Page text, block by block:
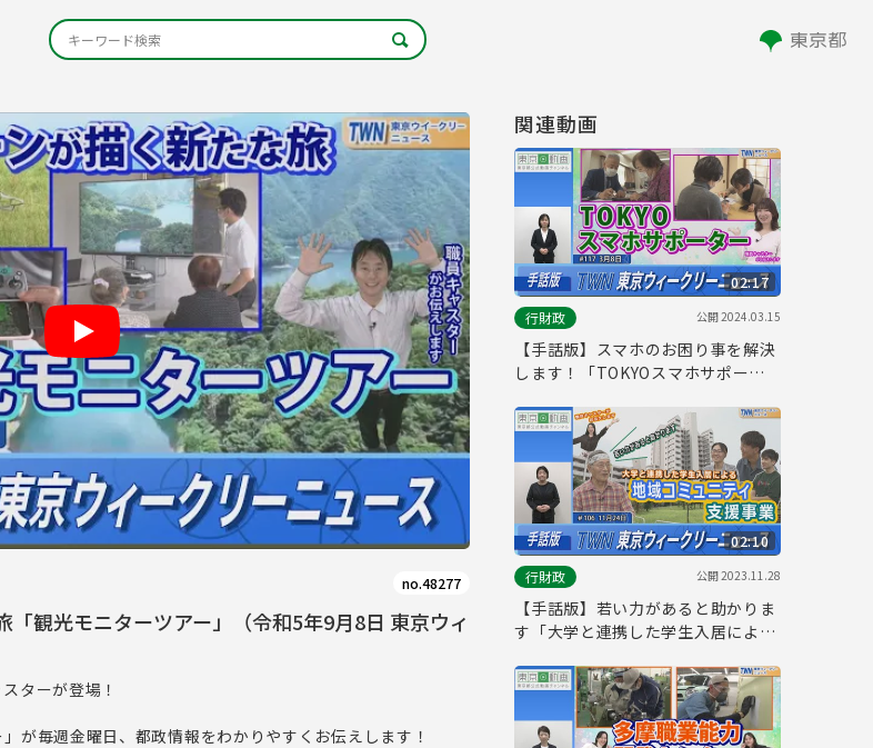
no.48277
「観光モニターツアー」（令和5年9月8日 東京ウィ
ターが登場！
が毎週金曜日、都政情報をわかりやすくお伝えします！
関連動画
02:17
行財政
公開2024.03.15
【手話版】スマホのお困り事を解決
します！「TOKYOスマホサポータ
リーニュース No.117）
02:10
行財政
公開2023.11.28
【手話版】若い力があると助かりま
す「大学と連携した学生入居による
5年11月24日 東京ウィークリーニュ
ース No.106）